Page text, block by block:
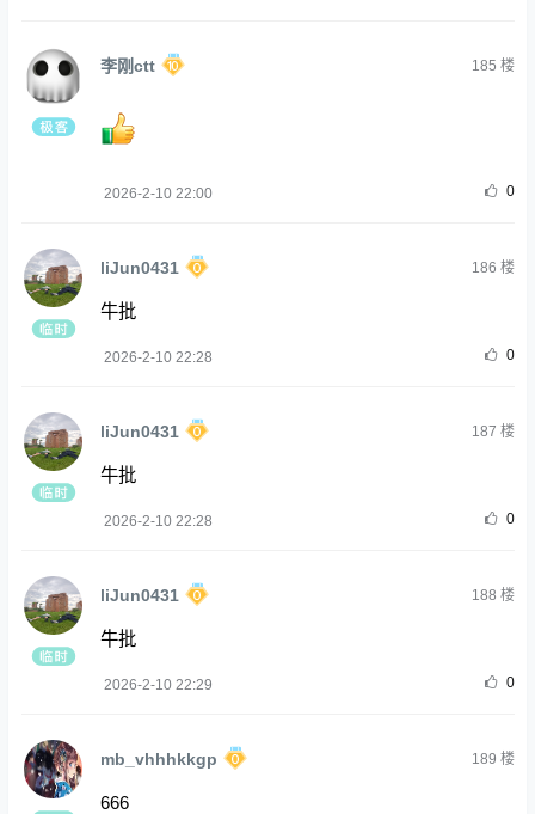
李刚ctt 185 楼
2026-2-10 22:00 0
liJun0431 186 楼
牛批
2026-2-10 22:28 0
liJun0431 187 楼
牛批
2026-2-10 22:28 0
liJun0431 188 楼
牛批
2026-2-10 22:29 0
mb_vhhhkkgp 189 楼
666